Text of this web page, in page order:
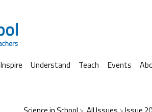
Inspire Understand Teach Events